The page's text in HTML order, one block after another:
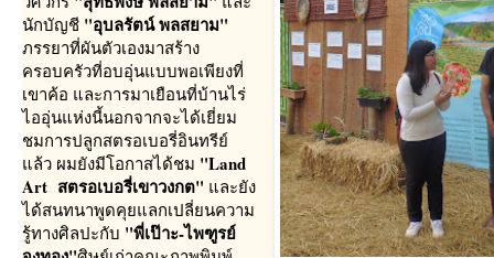
นักบัญชี "อุบลรัตน์ พลสยาม"
ภรรยาที่ผันตัวเองมาสร้าง
ครอบครัวที่อบอุ่นแบบพอเพียงที่
เขาค้อ และการมาเยือนที่บ้านไร่
ไออุ่นแห่งนี้นอกจากจะได้เยี่ยม
ชมการปลูกสตรอเบอรี่อินทรีย์
ล้ว ผมยังมีโอกาสได้ชม "Land
Art สตรอเบอรี่เขาวงกต" ละยัง
ได้สนทนาพูดคุยแลกเปลี่ยนความ
รู้ทางศิลปะกับ "พี่เป๊าะ-ไพฑูรย์